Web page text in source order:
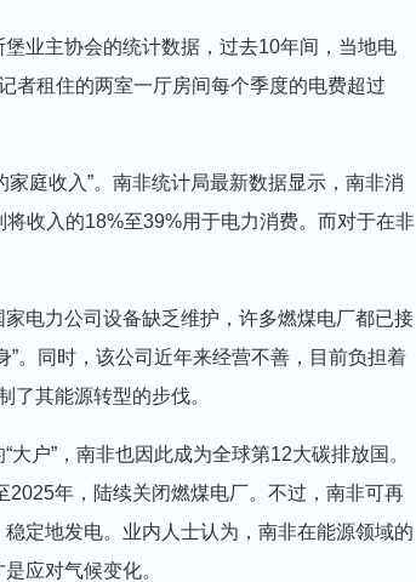
业主协会的统计数据，过去10年间，当地电
者租住的两室一厅房间每个季度的电费超过
庭收入”。南非统计局最新数据显示，南非消
收入的18%至39%用于电力消费。而对于在非
电力公司设备缺乏维护，许多燃煤电厂都已接
。同时，该公司近年来经营不善，目前负担着
其能源转型的步伐。
户”，南非也因此成为全球第12大碳排放国。
年，陆续关闭燃煤电厂。不过，南非可再
定地发电。业内人士认为，南非在能源领域的
应对气候变化。